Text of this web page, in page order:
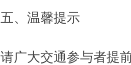
五、温馨提示
请广大交通参与者提